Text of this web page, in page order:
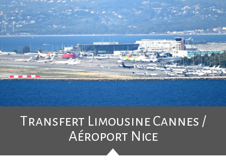
Transfert Limousine Cannes /
Aéroport Nice